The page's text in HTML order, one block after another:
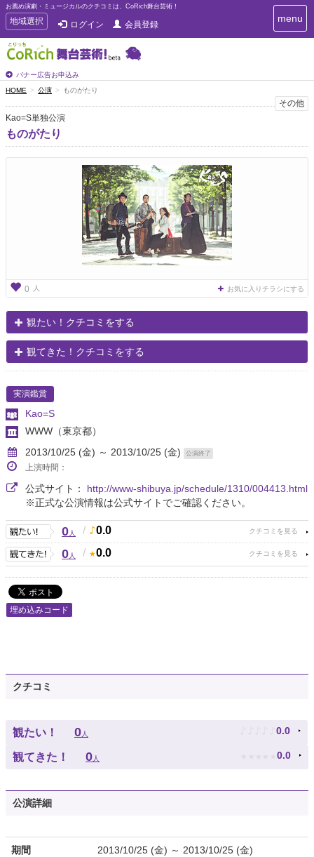
お薦め演劇・ミュージカルのクチコミは、CoRich舞台芸術！
T
o
g
g
e
n
a
v
i
g
地域選択 ログイン 会員登録
バナー広告お申込み
T
o
n
i
g
menu
HOME 公演 ものがたり
その他
Kao=S単独公演
ものがたり
0 人 お気に入りチラシにする
観たい！クチコミをする
観てきた！クチコミをする
実演鑑賞
Kao=S
WWW （東京都）
2013/10/25 (金) ～ 2013/10/25 (金)
公演終了
上演時間：
公式サイト： http://www-shibuya.jp/schedule/1310/004413.html
※正式な公演情報は公式サイトでご確認ください。
0人 / 0.0
0人 / 0.0
埋め込みコード
クチコミ
観たい！ 0人 ♪ ♪ ♪ ♪ ♪ 0.0
観てきた！ 0人 ★ ★ ★ ★ ★ 0.0
公演詳細
期間 2013/10/25 (金) ～ 2013/10/25 (金)